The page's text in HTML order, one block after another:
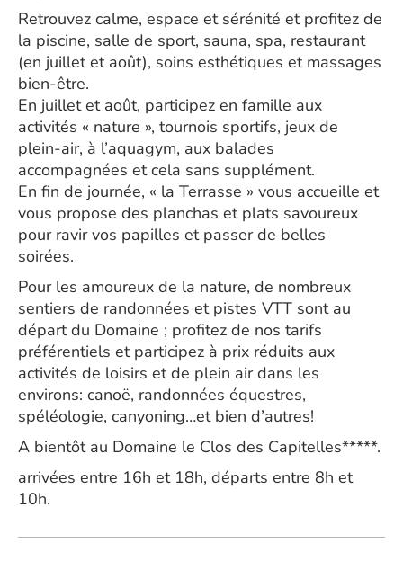
Retrouvez calme, espace et sérénité et profitez de
la piscine, salle de sport, sauna, spa, restaurant
(en juillet et août), soins esthétiques et massages
bien-être.
En juillet et août, participez en famille aux
activités « nature », tournois sportifs, jeux de
plein-air, à l’aquagym, aux balades
accompagnées et cela sans supplément.
En fin de journée, « la Terrasse » vous accueille et
vous propose des planchas et plats savoureux
pour ravir vos papilles et passer de belles
soirées.
Pour les amoureux de la nature, de nombreux
sentiers de randonnées et pistes VTT sont au
départ du Domaine ; profitez de nos tarifs
préférentiels et participez à prix réduits aux
activités de loisirs et de plein air dans les
environs: canoë, randonnées équestres,
spéléologie, canyoning…et bien d’autres!
A bientôt au Domaine le Clos des Capitelles*****.
arrivées entre 16h et 18h, départs entre 8h et
10h.